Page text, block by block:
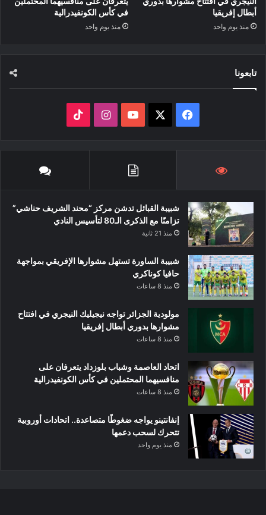
أبطال إفريقيا
منذ يوم واحد
في كأس الكونفيدرالية
منذ يوم واحد
تابعونا
فيسبوك ‫YouTubeانستقرام
شبيبة القبائل تدشن مركز “محند الشريف حناشي”
تزامنًا مع الذكرى الـ80 لتأسيس النادي
منذ 21 ثانية
شبيبة الساورة تستهل مشوارها الإفريقي بمواجهة
حافيا كوناكري
منذ 8 ساعات
مولودية الجزائر تواجه نيجيليك النيجري في افتتاح
مشوارها بدوري أبطال إفريقيا
منذ 8 ساعات
اتحاد العاصمة وشباب بلوزداد يتعرفان على
منافسيهما المحتملين في كأس الكونفيدرالية
منذ 8 ساعات
إنفانتينو يواجه ضغوطًا متصاعدة.. اتحادات أوروبية
تتحرك لسحب دعمها
منذ يوم واحد